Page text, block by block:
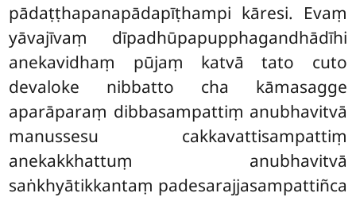
pādaṭṭhapanapādapīṭhampi kāresi. Evaṃ
yāvajīvaṃ dīpadhūpapupphagandhādīhi
anekavidhaṃ pūjaṃ katvā tato cuto
devaloke nibbatto cha kāmasagge
aparāparaṃ dibbasampattiṃ anubhavitvā
manussesu cakkavattisampattiṃ
anekakkhattuṃ anubhavitvā
saṅkhyātikkantaṃ padesarajjasampattiñca